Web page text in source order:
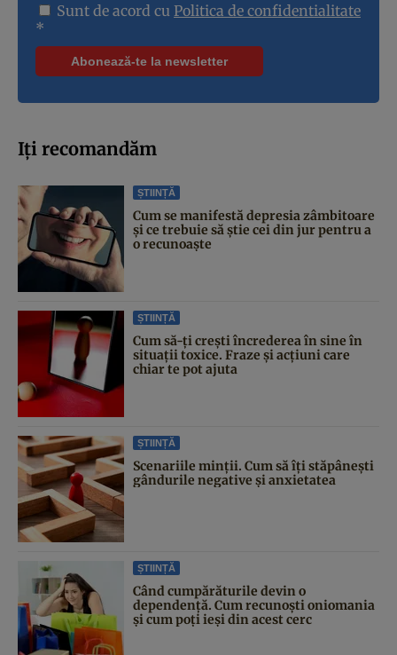
Sunt de acord cu Politica de confidentialitate
*
Iți recomandăm
ȘTIINȚĂ
Cum se manifestă depresia zâmbitoare
și ce trebuie să știe cei din jur pentru a
o recunoaște
ȘTIINȚĂ
Cum să-ți crești încrederea în sine în
situații toxice. Fraze și acțiuni care
chiar te pot ajuta
ȘTIINȚĂ
Scenariile minții. Cum să îți stăpânești
gândurile negative și anxietatea
ȘTIINȚĂ
Când cumpărăturile devin o
dependență. Cum recunoști oniomania
și cum poți ieși din acest cerc